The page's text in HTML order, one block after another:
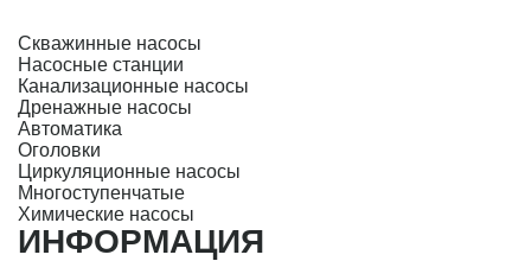
Скважинные насосы
Насосные станции
Канализационные насосы
Дренажные насосы
Автоматика
Оголовки
Циркуляционные насосы
Многоступенчатые
Химические насосы
ИНФОРМАЦИЯ